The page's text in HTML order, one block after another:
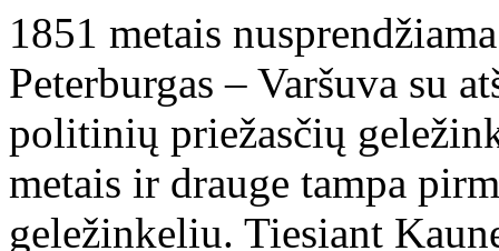
1851 metais
Peterburgas – Varšuva su
politinių priežasčių
metais ir drauge tampa
geležinkeliu. Tiesiant